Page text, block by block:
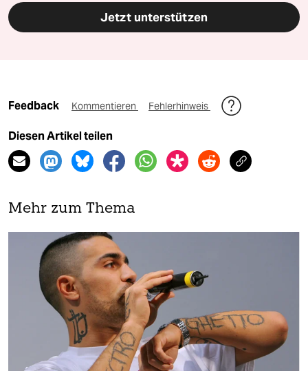
Jetzt unterstützen
Feedback Kommentieren Fehlerhinweis
Diesen Artikel teilen
Mehr zum Thema